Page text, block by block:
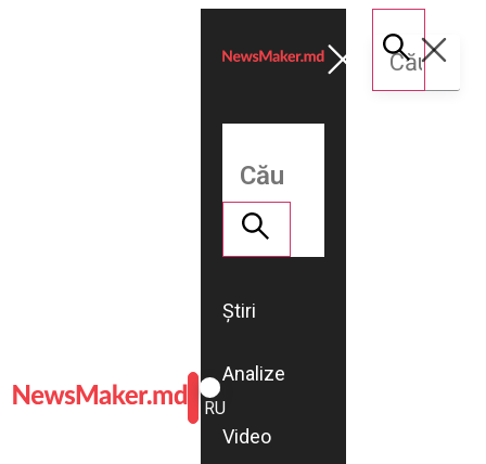
ROMÂNĂ
RU
Știri
Analize
Video